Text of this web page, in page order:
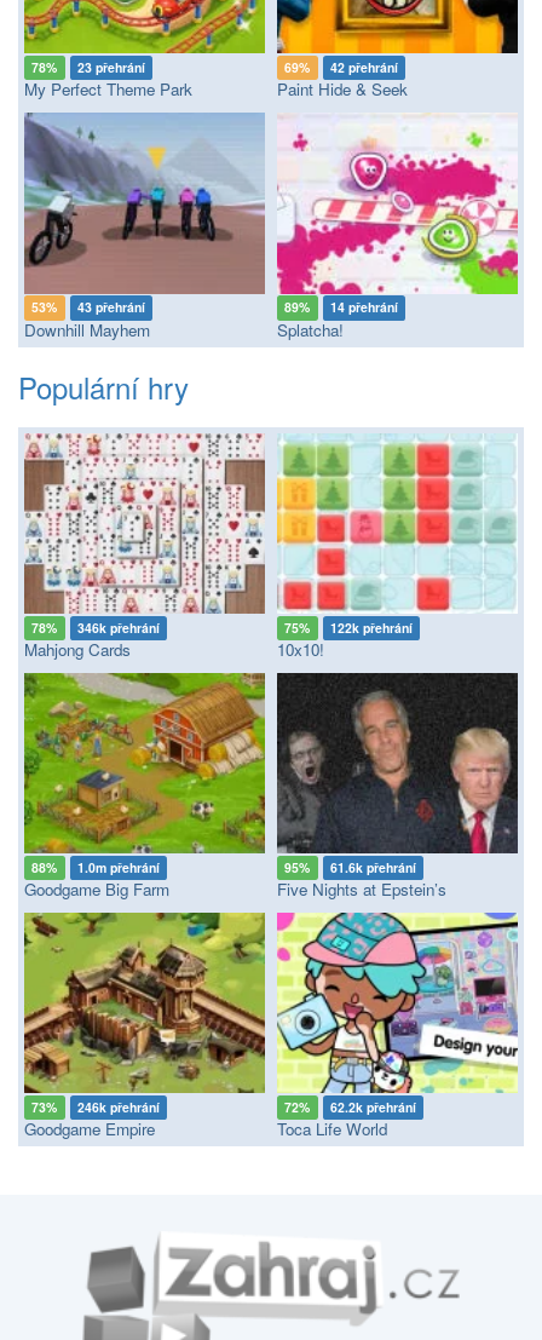
78% 23 přehrání
My Perfect Theme Park
69% 42 přehrání
Paint Hide & Seek
53% 43 přehrání
Downhill Mayhem
89% 14 přehrání
Splatcha!
Populární hry
78% 346k přehrání
Mahjong Cards
75% 122k přehrání
10x10!
88% 1.0m přehrání
Goodgame Big Farm
95% 61.6k přehrání
Five Nights at Epstein’s
73% 246k přehrání
Goodgame Empire
72% 62.2k přehrání
Toca Life World